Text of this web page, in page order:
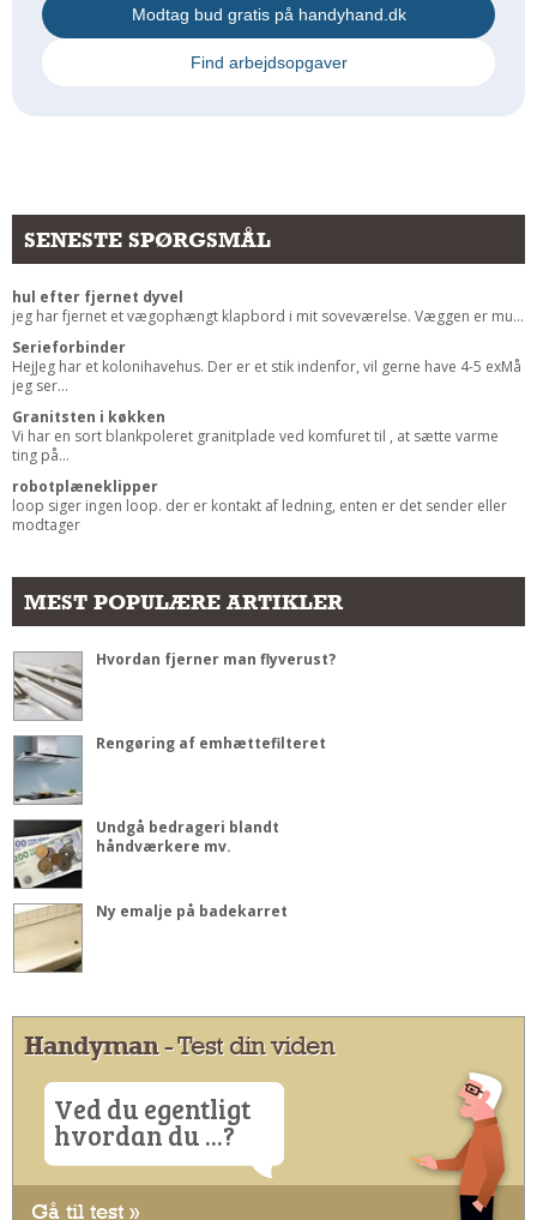
Beplantning
Rengøring Af Overflader
Modtag bud gratis på handyhand.dk
Find arbejdsopgaver
SENESTE SPØRGSMÅL
hul efter fjernet dyvel
jeg har fjernet et vægophængt klapbord i mit soveværelse. Væggen er mu...
Serieforbinder
HejJeg har et kolonihavehus. Der er et stik indenfor, vil gerne have 4-5 exMå
jeg ser...
Granitsten i køkken
Vi har en sort blankpoleret granitplade ved komfuret til , at sætte varme
ting på...
robotplæneklipper
loop siger ingen loop. der er kontakt af ledning, enten er det sender eller
modtager
MEST POPULÆRE ARTIKLER
Hvordan fjerner man flyverust?
Rengøring af emhættefilteret
Undgå bedrageri blandt
håndværkere mv.
Ny emalje på badekarret
Handyman- Test din viden
Ved du egentligt
hvordan du ...?
Gå til test »